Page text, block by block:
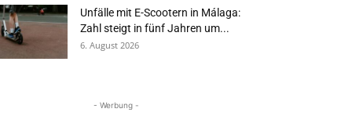
Unfälle mit E-Scootern in Málaga:
Zahl steigt in fünf Jahren um...
6. August 2026
- Werbung -